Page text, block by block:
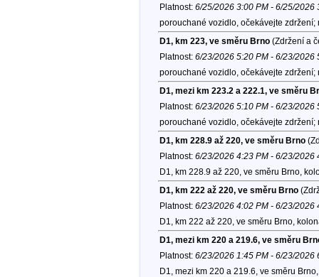
Platnost: 6/25/2026 3:00 PM - 6/25/2026
porouchané vozidlo, očekávejte
D1, km 223, ve směru Brno(Zdržení a
Platnost: 6/23/2026 5:20 PM - 6/23/2026
porouchané vozidlo, očekávejte
D1, mezi km 223.2 a 222.1, ve směru
Platnost: 6/23/2026 5:10 PM - 6/23/2026
porouchané vozidlo, očekávejte
D1, km 228.9 až 220, ve směru Brno
Platnost: 6/23/2026 4:23 PM - 6/23/2026
D1, km 228.9 až 220, ve směru Brno,
D1, km 222 až 220, ve směru Brno
Platnost: 6/23/2026 4:02 PM - 6/23/2026
D1, km 222 až 220, ve směru Brno,
D1, mezi km 220 a 219.6, ve směru
Platnost: 6/23/2026 1:45 PM - 6/23/2026
D1, mezi km 220 a 219.6, ve směru